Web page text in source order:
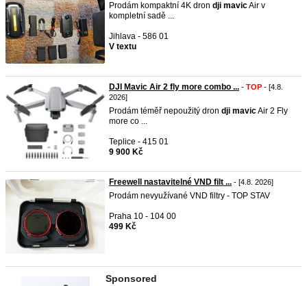
Prodám kompaktní 4K dron dji mavicAir v
kompletní sadě ...
Jihlava - 586 01
V textu
DJI Mavic Air 2 fly more combo ... - TOP - [4.8.
2026]
Prodám téměř nepoužitý dron dji mavicAir 2 Fly
more co ...
Teplice - 415 01
9 900 Kč
Freewell nastavitelné VND filt ... - [4.8. 2026]
Prodám nevyužívané VND filtry - TOP STAV
Praha 10 - 104 00
499 Kč